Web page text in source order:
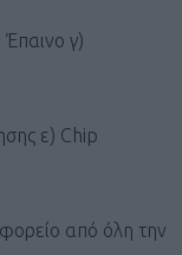
γ)
ε) Chip
από όλη την